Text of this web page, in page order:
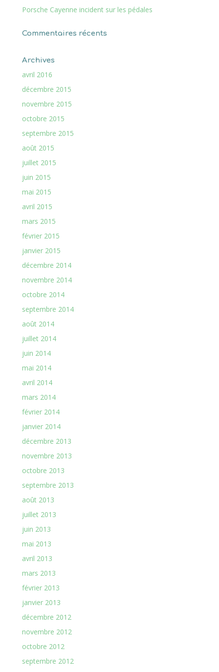
Porsche Cayenne incident sur les pédales
Commentaires récents
Archives
avril 2016
décembre 2015
novembre 2015
octobre 2015
septembre 2015
août 2015
juillet 2015
juin 2015
mai 2015
avril 2015
mars 2015
février 2015
janvier 2015
décembre 2014
novembre 2014
octobre 2014
septembre 2014
août 2014
juillet 2014
juin 2014
mai 2014
avril 2014
mars 2014
février 2014
janvier 2014
décembre 2013
novembre 2013
octobre 2013
septembre 2013
août 2013
juillet 2013
juin 2013
mai 2013
avril 2013
mars 2013
février 2013
janvier 2013
décembre 2012
novembre 2012
octobre 2012
septembre 2012